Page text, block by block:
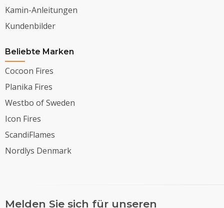
Kamin-Anleitungen
Kundenbilder
Beliebte Marken
Cocoon Fires
Planika Fires
Westbo of Sweden
Icon Fires
ScandiFlames
Nordlys Denmark
Melden Sie sich für unseren